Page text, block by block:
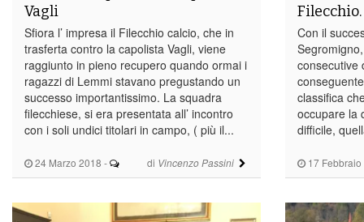
24 Marzo 2018 - di Vincenzo Passini
Vagli
Sfiora l’ impresa il Filecchio calcio, che in
trasferta contro la capolista Vagli, viene
raggiunto in pieno recupero quando ormai i
ragazzi di Lemmi stavano pregustando un
successo importantissimo. La squadra
filecchiese, si era presentata all’ incontro
con i soli undici titolari in campo, ( più il...
17
Con il
consecutive
classifica
occupare la
difficile,